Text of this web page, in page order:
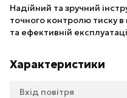
Надійний та зручний
точного контролю тиску
та ефективній
Характеристики
Вхід повітря